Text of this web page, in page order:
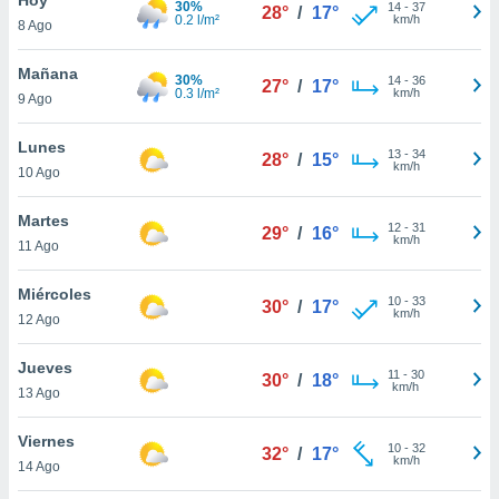
en
más
nuestra
de
cookies
aceptar
8 Ago
30%
0.2 l/m²
28° / 17° 14- 37
km/h
Mañana
9 Ago
30%
0.3 l/m²
27° / 17° 14- 36
km/h
Lunes
10 Ago
28° / 15° 13- 34
km/h
Martes
11 Ago
29° / 16° 12- 31
km/h
Miércoles
12 Ago
30° / 17° 10- 33
km/h
Jueves
13 Ago
30° / 18° 11 - 30
km/h
Viernes
14 Ago
32° / 17° 10- 32
km/h